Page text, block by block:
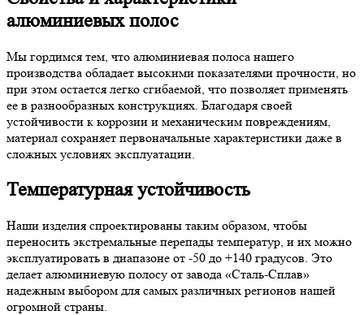
алюминиевых полос
Мы гордимся тем, что алюминиевая полоса нашего
производства обладает высокими показателями прочности, но
при этом остается легко сгибаемой, что позволяет применять
ее в разнообразных конструкциях. Благодаря своей
устойчивости к коррозии и механическим повреждениям,
материал сохраняет первоначальные характеристики даже в
сложных условиях эксплуатации.
Температурная устойчивость
Наши изделия спроектированы таким образом, чтобы
переносить экстремальные перепады температур, и их можно
эксплуатировать в диапазоне от -50 до +140 градусов. Это
делает алюминиевую полосу от завода «Сталь-Сплав»
надежным выбором для самых различных регионов нашей
огромной страны.